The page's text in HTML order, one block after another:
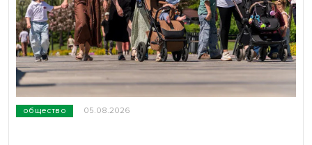
общество 05.08.2026